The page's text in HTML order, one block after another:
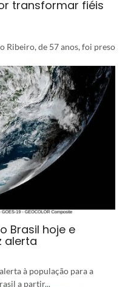
transformar fiéis
Ribeiro, de 57 anos, foi preso
Brasil hoje e
alerta
à população para a
a partir...